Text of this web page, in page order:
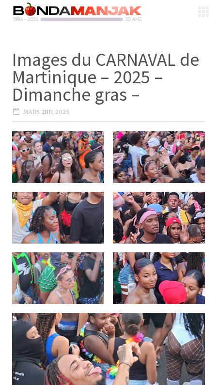
Images du CARNAVAL de
Martinique – 2025 –
Dimanche gras –
MARS 2ND, 2025